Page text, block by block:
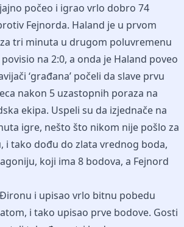
počeo i igrao vrlo dobro 74
Fejnorda. Haland je u prvom
tri minuta u drugom poluvremenu
na 2:0, a onda je Haland poveo
‘građana’ počeli da slave prvu
nakon 5 uzastopnih poraza na
ekipa. Uspeli su da izjednače na
igre, nešto što nikom nije pošlo za
i tako dođu do zlata vrednog boda,
koji ima 8 bodova, a Fejnord
i upisao vrlo bitnu pobedu
i tako upisao prve bodove. Gosti